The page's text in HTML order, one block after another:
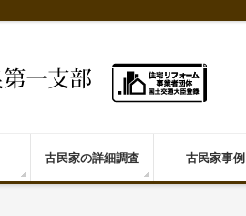
古民家の詳細調査 古民家事例